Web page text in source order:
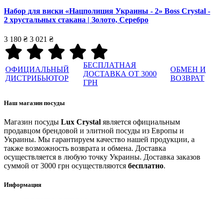
Набор для виски «Нацполиция Украины - 2» Boss Crystal -
2 хрустальных стакана | Золото, Серебро
3 180 ₴ 3 021 ₴
ОФИЦИАЛЬНЫЙ
ДИСТРИБЬЮТОР
БЕСПЛАТНАЯ
ДОСТАВКА ОТ 3000
ГРН
ОБМЕН И
ВОЗВРАТ
Наш магазин посуды
Магазин посуды Lux Crystal является официальным
продавцом брендовой и элитной посуды из Европы и
Украины. Мы гарантируем качество нашей продукции, а
также возможность возврата и обмена. Доставка
осуществляется в любую точку Украины. Доставка заказов
суммой от 3000 грн осуществляются бесплатно.
Информация